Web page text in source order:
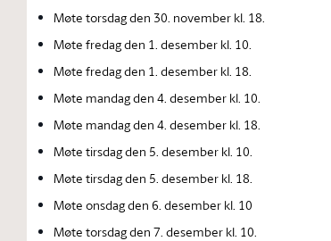
Møte torsdag den 30. november kl. 18.
Møte fredag den 1. desember kl. 10.
Møte fredag den 1. desember kl. 18.
Møte mandag den 4. desember kl. 10.
Møte mandag den 4. desember kl. 18.
Møte tirsdag den 5. desember kl. 10.
Møte tirsdag den 5. desember kl. 18.
Møte onsdag den 6. desember kl. 10
Møte torsdag den 7. desember kl. 10.